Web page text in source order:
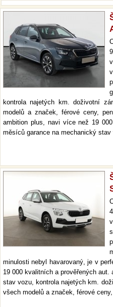
kontrola najetých km. doživotní
modelů a značek, férové ceny,
ambition plus, navi více než 19
měsíců garance na mechanický
minulosti nebyl havarovaný, je v
19 000 kvalitních a prověřených
stav vozu, kontrola najetých km.
všech modelů a značek, férové